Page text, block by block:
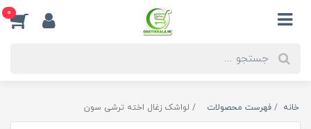
0
خانه فهرست محصولات لواشک زغال اخته ترشی سون